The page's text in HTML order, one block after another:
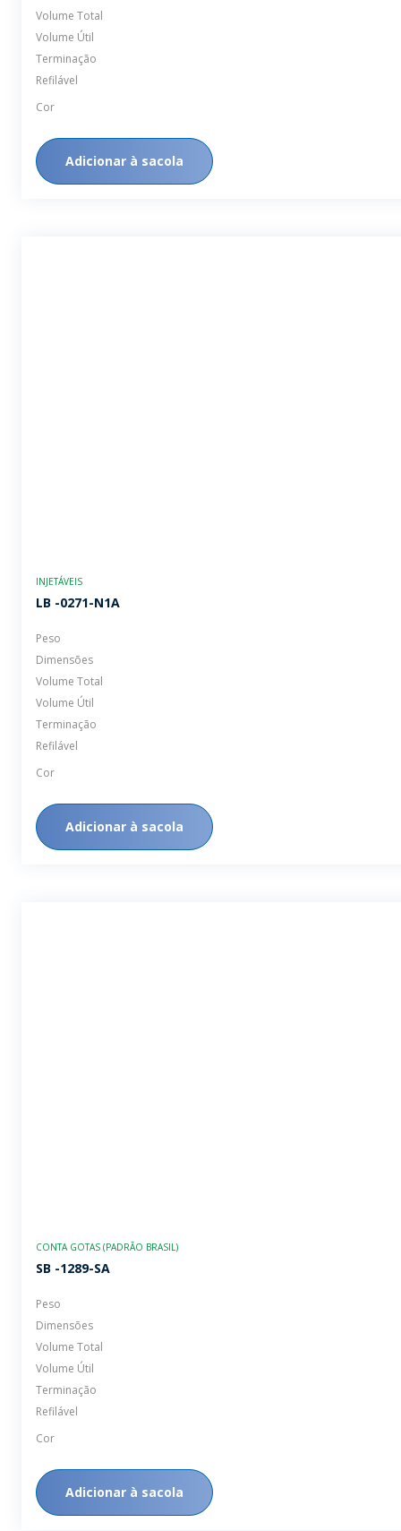
Volume Total
Volume Útil
Terminação
Refilável
Cor
Adicionar à sacola
INJETÁVEIS
LB -0271-N1A
Peso
Dimensões
Volume Total
Volume Útil
Terminação
Refilável
Cor
Adicionar à sacola
CONTA GOTAS (PADRÃO BRASIL)
SB -1289-SA
Peso
Dimensões
Volume Total
Volume Útil
Terminação
Refilável
Cor
Adicionar à sacola